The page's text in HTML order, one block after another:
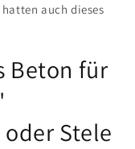
auch dieses
Beton für
Stele